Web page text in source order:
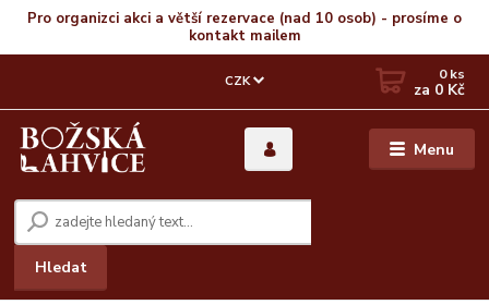
Pro organizci akci a větší rezervace (nad 10 osob) - prosíme o
kontakt mailem
Menu
CZK
Hledat
0ks
za 0 Kč